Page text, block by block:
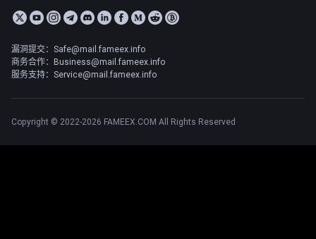
漏洞提交：Safe@mail.fameex.info
商务合作：Business@mail.fameex.info
服务支持：Service@mail.fameex.info
Copyright © 2022-2026 FAMEEX.COM All Rights Reserved